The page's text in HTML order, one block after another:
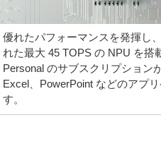
優れたパフォーマンスを発揮し
れた最大 45 TOPS の NPU を搭
Personal のサブスクリプション
Excel、PowerPoint などのアプ
す。